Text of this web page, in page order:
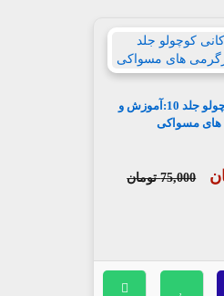
کتاب کار کانی کوچولو جلد 10:آموزش و
مسواکی
75,000 تومان